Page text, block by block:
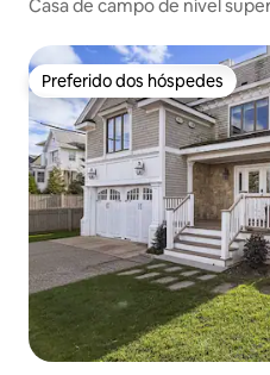
Casa de campo de nível
Preferido dos hóspedes
Preferido dos hóspedes